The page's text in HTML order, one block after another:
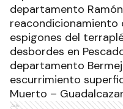
departamento
espigones del
desbordes en
departamento
escurrimiento
Muerto –
Ads